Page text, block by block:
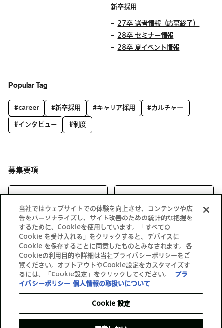
新卒採用
27卒 選考情報（応募終了）
28卒 セミナー情報
28卒 夏イベント情報
Popular Tag
#career #新卒採用 #キャリア採用 #カルチャー
#インタビュー #制度
募集要項
当社ではウェブサイトでの体験を向上させ、コンテンツや広
告をパーソナライズし、サイト改善のための統計的な把握を
するために、Cookieを使用しています。「すべての
Cookie を受け入れる」をクリックすると、デバイスに
Cookie を保存することに同意したものとみなされます。各
Cookieの利用目的や詳細は当社プライバシーポリシーをご
覧ください。オプトアウトやCookie設定をカスタマイズす
るには、「Cookie設定」をクリックしてください。
プラ
イバシーポリシー 個人情報の取扱いについて
Cookie 設定